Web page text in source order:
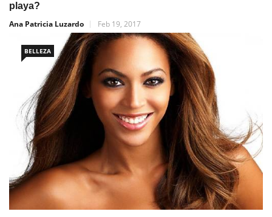
playa?
Ana Patricia Luzardo
Feb 19, 2017
BELLEZA